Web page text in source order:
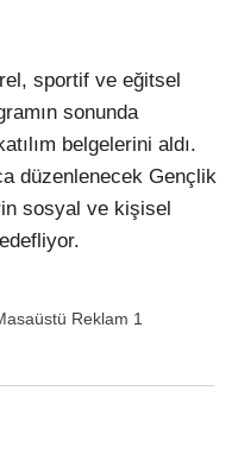
sportif ve eğitsel
sonunda
belgelerini aldı.
düzenlenecek Gençlik
sosyal ve kişisel